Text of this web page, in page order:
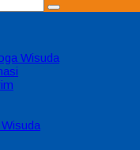
Wisuda